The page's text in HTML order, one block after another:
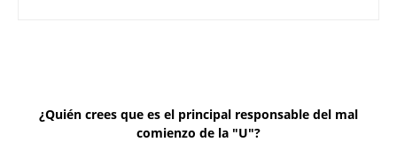
¿Quién crees que es el principal responsable del mal
comienzo de la "U"?